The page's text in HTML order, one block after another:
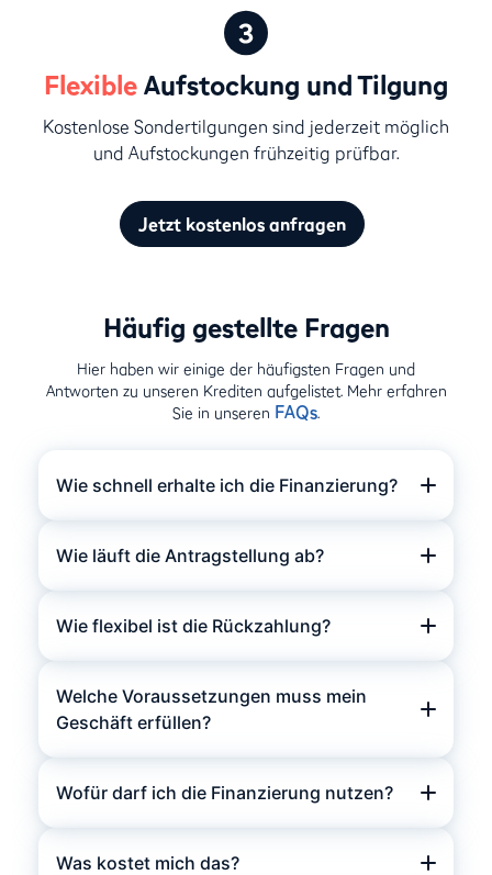
Flexible Aufstockung und Tilgung
Kostenlose Sondertilgungen sind jederzeit möglich
und Aufstockungen frühzeitig prüfbar.
Jetzt kostenlos anfragen
Häufig gestellte Fragen
Hier haben wir einige der häufigsten Fragen und
Antworten zu unseren Krediten aufgelistet. Mehr erfahren
Sie in unseren FAQs.
Wie schnell erhalte ich die Finanzierung?
Wie läuft die Antragstellung ab?
Wie flexibel ist die Rückzahlung?
Welche Voraussetzungen muss mein
Geschäft erfüllen?
Wofür darf ich die Finanzierung nutzen?
Was kostet mich das?